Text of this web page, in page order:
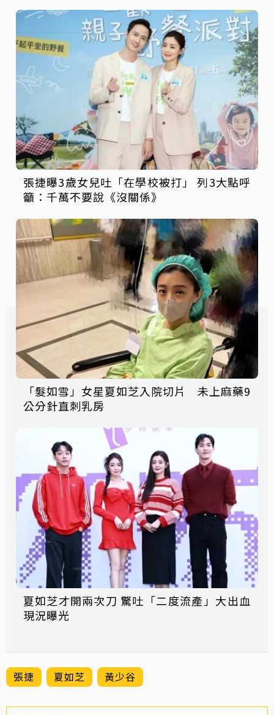
張捷曝3歲女兒吐「在學校被打」 列3大點呼
籲：千萬不要說《沒關係》
「髮如雪」女星夏如芝入院切片 未上麻藥9
公分針直刺乳房
夏如芝才開兩次刀 驚吐「二度流產」大出血
現況曝光
張捷 夏如芝 黃少谷